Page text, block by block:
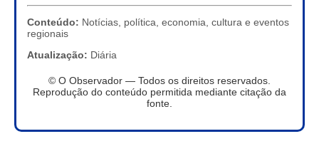
Conteúdo: Notícias, política, economia, cultura e eventos
regionais
Atualização: Diária
© O Observador — Todos os direitos reservados.
Reprodução do conteúdo permitida mediante citação da
fonte.